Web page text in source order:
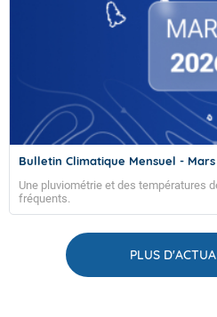
Bulletin Climatique Mensuel - Mars
Une pluviométrie et des températures
fréquents.
PLUS